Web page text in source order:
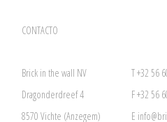
CONTACTO
Brick in the wall NV
Dragonderdreef 4
8570 Vichte (Anzegem)
T +32 56
F +32 56
E